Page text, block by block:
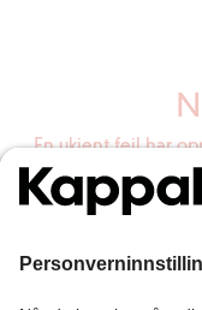
En ukjent feil har